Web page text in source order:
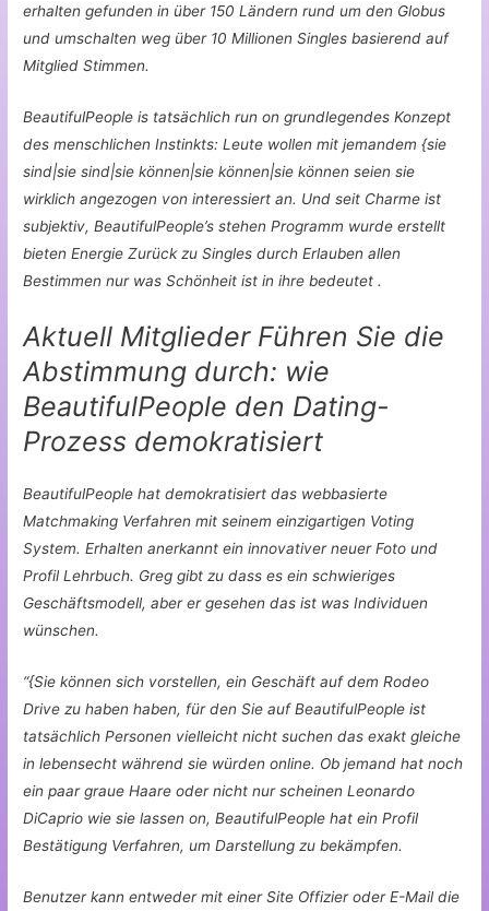
erhalten gefunden in über 150 Ländern rund um den Globus
und umschalten weg über 10 Millionen Singles basierend auf
Mitglied Stimmen.
BeautifulPeople is tatsächlich run on grundlegendes Konzept
des menschlichen Instinkts: Leute wollen mit jemandem {sie
sind|sie sind|sie können|sie können|sie können seien sie
wirklich angezogen von interessiert an. Und seit Charme ist
subjektiv, BeautifulPeople’s stehen Programm wurde erstellt
bieten Energie Zurück zu Singles durch Erlauben allen
Bestimmen nur was Schönheit ist in ihre bedeutet .
Aktuell Mitglieder Führen Sie die
Abstimmung durch: wie
BeautifulPeople den Dating-
Prozess demokratisiert
BeautifulPeople hat demokratisiert das webbasierte
Matchmaking Verfahren mit seinem einzigartigen Voting
System. Erhalten anerkannt ein innovativer neuer Foto und
Profil Lehrbuch. Greg gibt zu dass es ein schwieriges
Geschäftsmodell, aber er gesehen das ist was Individuen
wünschen.
“{Sie können sich vorstellen, ein Geschäft auf dem Rodeo
Drive zu haben haben, für den Sie auf BeautifulPeople ist
tatsächlich Personen vielleicht nicht suchen das exakt gleiche
in lebensecht während sie würden online. Ob jemand hat noch
ein paar graue Haare oder nicht nur scheinen Leonardo
DiCaprio wie sie lassen on, BeautifulPeople hat ein Profil
Bestätigung Verfahren, um Darstellung zu bekämpfen.
Benutzer kann entweder mit einer Site Offizier oder E-Mail die